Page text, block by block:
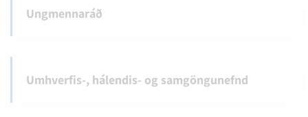
Ungmennaráð
Umhverfis-, hálendis- og samgöngunefnd